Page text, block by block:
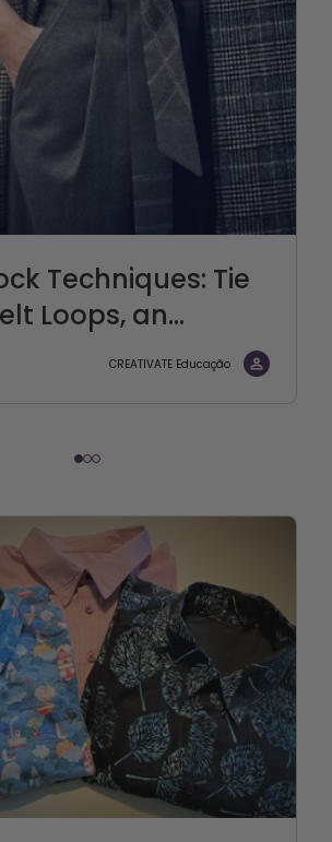
Techniques: Tie
Loops, an...
CREATIVATE Educação